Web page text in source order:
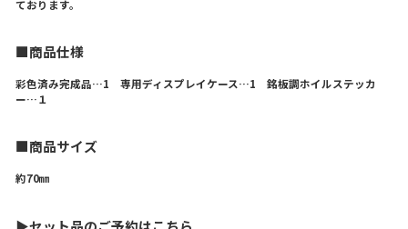
ております。
■商品仕様
彩色済み完成品…1 専用ディスプレイケース…1 銘板調ホイルステッカ
ー…１
■商品サイズ
約70㎜